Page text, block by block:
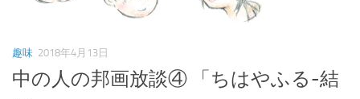
趣味 2018年4月13日
中の人の邦画放談④ 「ちはやふる-結